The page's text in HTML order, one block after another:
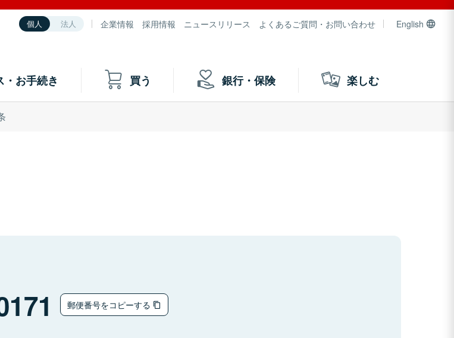
個人 法人 企業情報 採用情報 ニュースリリース よくあるご質問・お問い合わせ English
・お手続き 買う 銀行・保険 楽しむ
郵便番号をコピーする